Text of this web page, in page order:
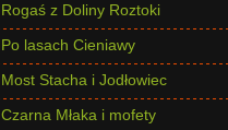
Rogaś z Doliny Roztoki
Po lasach Cieniawy
Most Stacha i Jodłowiec
Czarna Młaka i mofety